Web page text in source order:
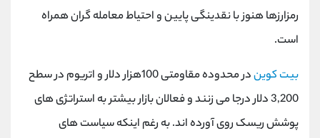
رمزارزها هنوز با نقدینگی پایین و احتیاط معامله گران همراه
است.
بیت کوین
در محدوده مقاومتی 100هزار دلار و اتریوم در سطح
3,200 دلار درجا می زنند و فعالان بازار بیشتر به استراتژی های
پوشش ریسک روی آورده اند. به رغم اینکه سیاست های
اینستاگرام @alireza.mehrabii